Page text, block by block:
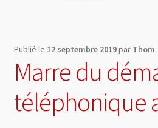
Publié le 12 septembre 2019par Thom
Marre du
téléphonique